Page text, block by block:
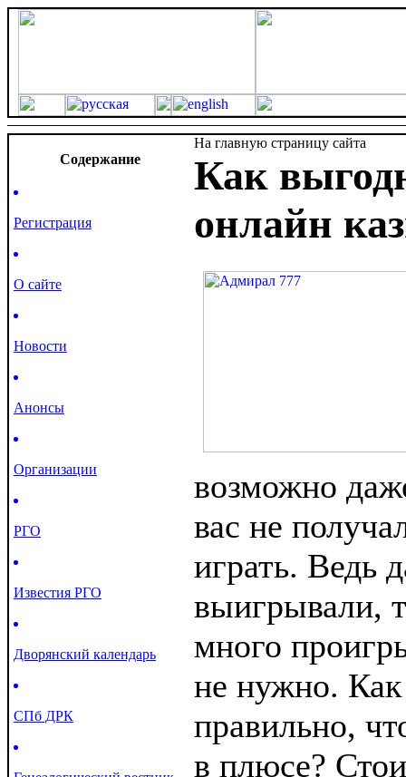
Cодержание
Регистрация
О сайте
Новости
Анонсы
Организации
РГО
Известия РГО
Дворянский календарь
СПб ДРК
На главную страницу сайта
Как
онлайн
возможно
вас не
играть. Ведь
выигрывали,
много
не нужно.
правильно,
в плюсе?